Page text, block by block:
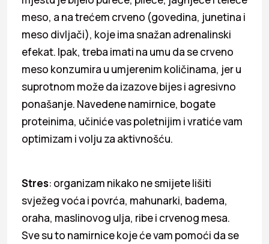
meso, a na trećem crveno (govedina, junetina i
meso divljači), koje ima snažan adrenalinski
efekat. Ipak, treba imati na umu da se crveno
meso konzumira u umjerenim količinama, jer u
suprotnom može da izazove bijes i agresivno
ponašanje. Navedene namirnice, bogate
proteinima, učiniće vas poletnijim i vratiće vam
optimizam i volju za aktivnošću.
Stres: organizam nikako ne smijete lišiti
svježeg voća i povrća, mahunarki, badema,
oraha, maslinovog ulja, ribe i crvenog mesa.
Sve su to namirnice koje će vam pomoći da se